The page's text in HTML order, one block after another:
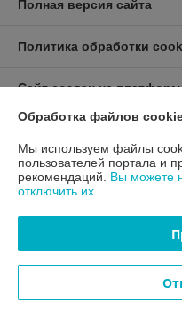
Полная версия сайта
Политика обработки
Сайт создан на
Информация для покупателя
Юридическое лицо:ООО
223043 РБ, Минская обл.,
Регистрационный номер ЕГР:
Регистрационный орган:
Дата регистрации компании:
Обработка файлов
Мы используем файлы
пользователей портала и
рекомендаций. Вы можете
отключить их.